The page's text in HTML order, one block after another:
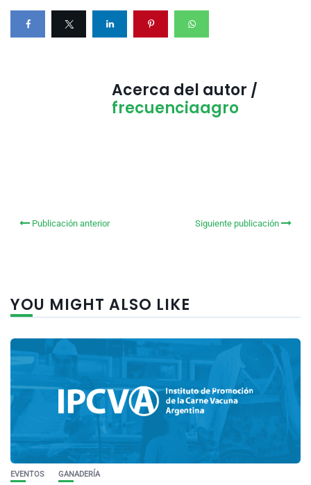
Acerca del autor /
frecuenciaagro
Publicación anterior Siguiente publicación
YOU MIGHT ALSO LIKE
EVENTOS GANADERÍA